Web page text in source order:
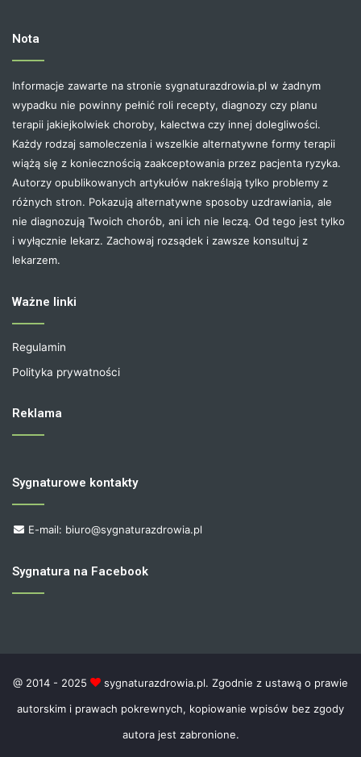
Nota
Informacje zawarte na stronie sygnaturazdrowia.pl w żadnym
wypadku nie powinny pełnić roli recepty, diagnozy czy planu
terapii jakiejkolwiek choroby, kalectwa czy innej dolegliwości.
Każdy rodzaj samoleczenia i wszelkie alternatywne formy terapii
wiążą się z koniecznością zaakceptowania przez pacjenta ryzyka.
Autorzy opublikowanych artykułów nakreślają tylko problemy z
różnych stron. Pokazują alternatywne sposoby uzdrawiania, ale
nie diagnozują Twoich chorób, ani ich nie leczą. Od tego jest tylko
i wyłącznie lekarz. Zachowaj rozsądek i zawsze konsultuj z
lekarzem.
Ważne linki
Regulamin
Polityka prywatności
Reklama
Sygnaturowe kontakty
E-mail: biuro@sygnaturazdrowia.pl
Sygnatura na Facebook
@ 2014 - 2025
sygnaturazdrowia.pl. Zgodnie z ustawą o prawie
autorskim i prawach pokrewnych, kopiowanie wpisów bez zgody
autora jest zabronione.